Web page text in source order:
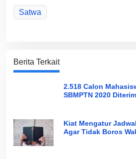
Satwa
Berita Terkait
2.518 Calon
SBMPTN 2020
Kiat Mengatur
Agar Tidak Boros